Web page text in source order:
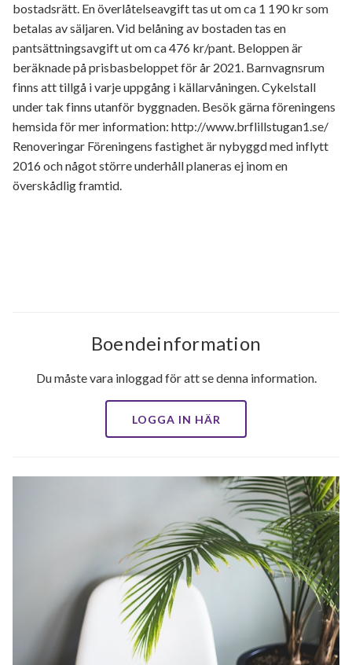
bostadsrätt. En överlåtelseavgift tas ut om ca 1 190 kr som
betalas av säljaren. Vid belåning av bostaden tas en
pantsättningsavgift ut om ca 476 kr/pant. Beloppen är
beräknade på prisbasbeloppet för år 2021. Barnvagnsrum
finns att tillgå i varje uppgång i källarvåningen. Cykelstall
under tak finns utanför byggnaden. Besök gärna föreningens
hemsida för mer information: http://www.brflillstugan1.se/
Renoveringar Föreningens fastighet är nybyggd med inflytt
2016 och något större underhåll planeras ej inom en
överskådlig framtid.
Boendeinformation
Du måste vara inloggad för att se denna information.
LOGGA IN HÄR